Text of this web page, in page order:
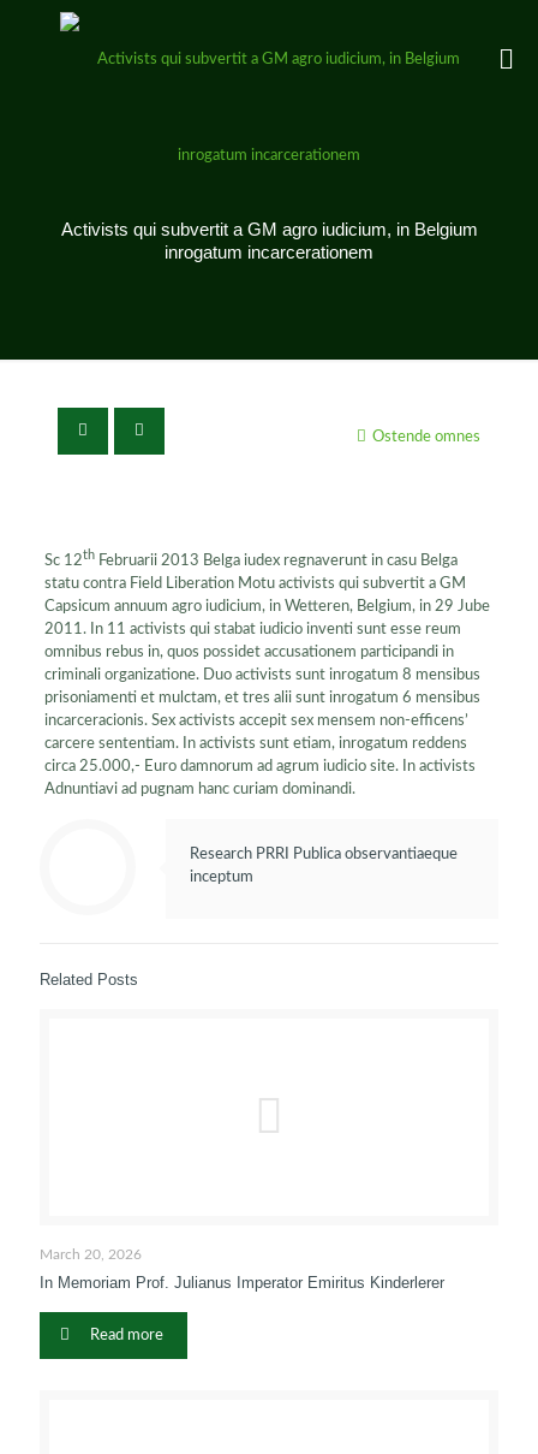
Activists qui subvertit a GM agro iudicium, in Belgium
inrogatum incarcerationem
Ostende omnes
Sc 12thFebruarii 2013 Belga iudex regnaverunt in casu Belga
statu contra Field Liberation Motu activists qui subvertit a GM
Capsicum annuum agro iudicium, in Wetteren, Belgium, in 29 Jube
2011. In 11 activists qui stabat iudicio inventi sunt esse reum
omnibus rebus in, quos possidet accusationem participandi in
criminali organizatione. Duo activists sunt inrogatum 8 mensibus
prisoniamenti et mulctam, et tres alii sunt inrogatum 6 mensibus
incarceracionis. Sex activists accepit sex mensem non-efficens’
carcere sententiam. In activists sunt etiam, inrogatum reddens
circa 25.000,- Euro damnorum ad agrum iudicio site. In activists
Adnuntiavi ad pugnam hanc curiam dominandi.
Research PRRI Publica observantiaeque
inceptum
Related Posts
March 20, 2026
In Memoriam Prof. Julianus Imperator Emiritus Kinderlerer
Read more